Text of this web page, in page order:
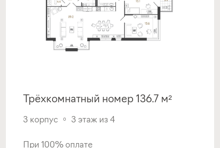
Трёхкомнатный номер 136.7 м²
3 корпус 3 этаж из 4
При 100% оплате